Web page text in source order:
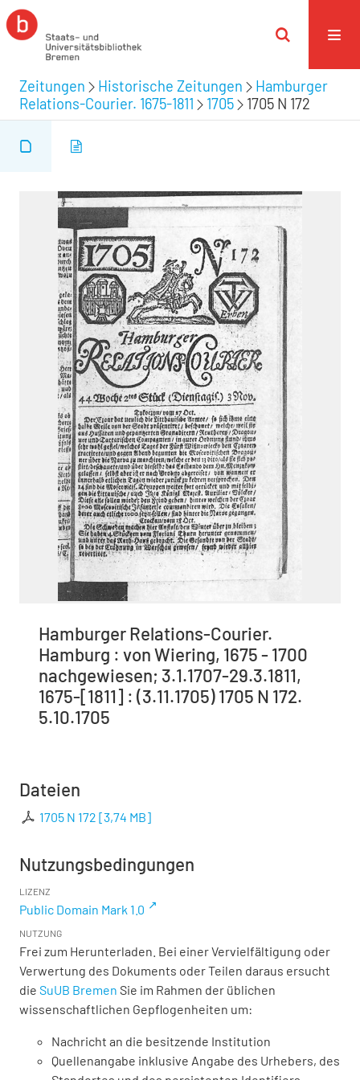
Zeitungen Historische Zeitungen
Hamburger
Relations-Courier. 1675-1811
1705 1705 N 172
Hamburger Relations-Courier.
Hamburg : von Wiering, 1675 - 1700
nachgewiesen; 3.1.1707-29.3.1811,
1675-[1811] : (3.11.1705) 1705 N 172.
5.10.1705
Dateien
1705 N 172 [3,74 MB]
Nutzungsbedingungen
LIZENZ
Public Domain Mark 1.0
NUTZUNG
Frei zum Herunterladen. Bei einer Vervielfältigung oder
Verwertung des Dokuments oder Teilen daraus ersucht
die SuUB Bremen Sie im Rahmen der üblichen
wissenschaftlichen Gepflogenheiten um:
Nachricht an die besitzende Institution
Quellenangabe inklusive Angabe des Urhebers, des